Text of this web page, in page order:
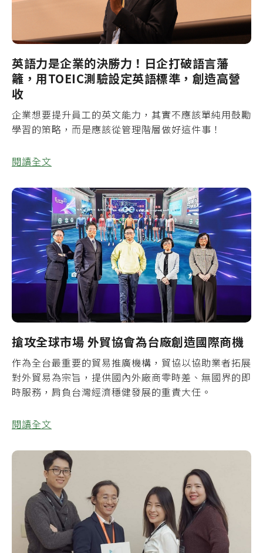
英語力是企業的決勝力！日企打破語言藩
籬，用TOEIC測驗設定英語標準，創造高營
收
企業想要提升員工的英文能力，其實不應該單純用鼓勵
學習的策略，而是應該從管理階層做好這件事！
閱讀全文
搶攻全球市場 外貿協會為台廠創造國際商機
作為全台最重要的貿易推廣機構，貿協以協助業者拓展
對外貿易為宗旨，提供國內外廠商零時差、無國界的即
時服務，肩負台灣經濟穩健發展的重責大任。
閱讀全文